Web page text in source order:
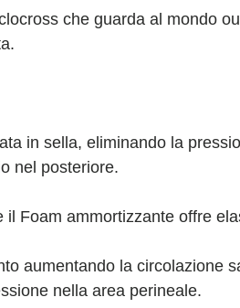
che guarda al mondo
in sella, eliminando la
nel posteriore.
Foam ammortizzante offre
aumentando la circolazione
nella area perineale.